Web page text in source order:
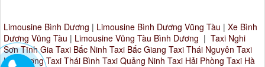
Limousine Bình Dương | Limousine Bình Dương Vũng Tàu | Xe Bình
Dương Vũng Tàu | Limousine Vũng Tàu Bình Dương | Taxi Nghi
Sơn Tĩnh Gia Taxi Bắc Ninh Taxi Bắc Giang Taxi Thái Nguyên Taxi
Hải Dương Taxi Thái Bình Taxi Quảng Ninh Taxi Hải Phòng Taxi Hà